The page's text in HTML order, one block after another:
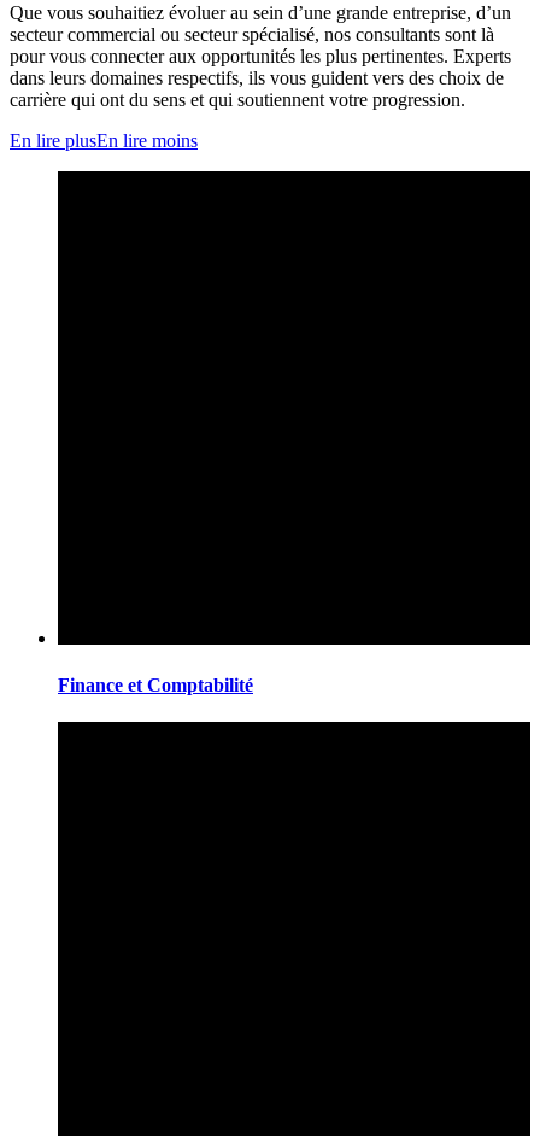
Que vous souhaitiez évoluer au sein d’une grande entreprise, d’un
secteur commercial ou secteur spécialisé, nos consultants sont là
pour vous connecter aux opportunités les plus pertinentes. Experts
dans leurs domaines respectifs, ils vous guident vers des choix de
carrière qui ont du sens et qui soutiennent votre progression.
En lire plusEn lire moins
Finance et Comptabilité